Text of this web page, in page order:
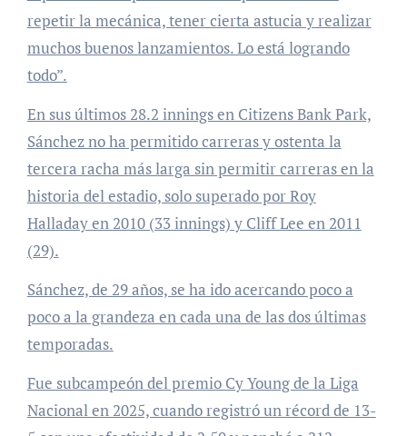
repetir la mecánica, tener cierta astucia y realizar
muchos buenos lanzamientos. Lo está logrando
todo”.
En sus últimos 28.2 innings en Citizens Bank Park,
Sánchez no ha permitido carreras y ostenta la
tercera racha más larga sin permitir carreras en la
historia del estadio, solo superado por Roy
Halladay en 2010 (33 innings) y Cliff Lee en 2011
(29).
Sánchez, de 29 años, se ha ido acercando poco a
poco a la grandeza en cada una de las dos últimas
temporadas.
Fue subcampeón del premio Cy Young de la Liga
Nacional en 2025, cuando registró un récord de 13-